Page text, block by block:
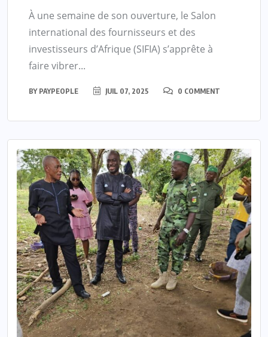
À une semaine de son ouverture, le Salon
international des fournisseurs et des
investisseurs d’Afrique (SIFIA) s’apprête à
faire vibrer...
BY PAYPEOPLE JUIL 07, 2025 0 COMMENT